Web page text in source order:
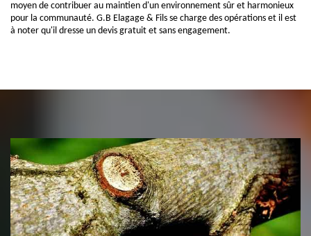
moyen de contribuer au maintien d'un environnement sûr et harmonieux
pour la communauté. G.B Elagage & Fils se charge des opérations et il est
à noter qu'il dresse un devis gratuit et sans engagement.